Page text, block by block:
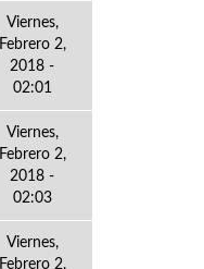
Viernes,
Febrero 2,
2018 -
02:01
Viernes,
Febrero 2,
2018 -
02:03
Viernes,
Febrero 2,